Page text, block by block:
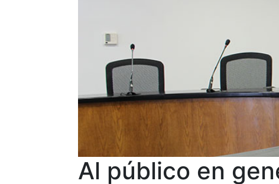
Al público en